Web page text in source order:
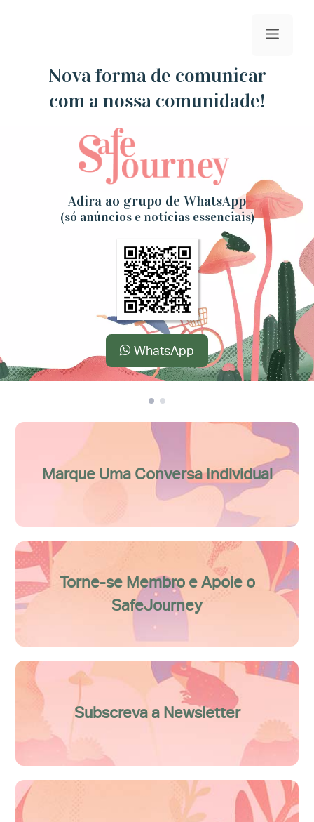
conteúdo
menu
Nova forma de comunicar
com a nossa comunidade!
Adira ao grupo de WhatsApp
(só anúncios e notícias essenciais)
WhatsApp
Marque Uma Conversa Individual
Torne-se Membro e Apoie o
SafeJourney
Subscreva a Newsletter